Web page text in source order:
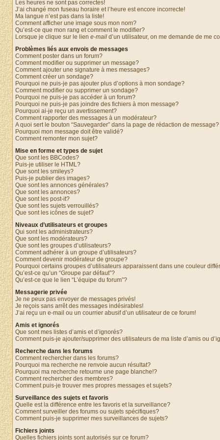
Les heures ne sont pas correctes!
J’ai changé mon fuseau horaire et l’heure est encore incorrecte!
Ma langue n’est pas dans la liste!
Comment afficher une image sous mon nom?
Qu’est-ce que mon rang et comment le modifier?
Lorsque je clique sur le lien e-mail d’un utilisateur, on me demande de me
Problèmes liés aux envois de messages
Comment poster dans un forum?
Comment modifier ou supprimer un message?
Comment ajouter une signature à mes messages?
Comment créer un sondage?
Pourquoi ne puis-je pas ajouter plus d’options à mon sondage?
Comment modifier ou supprimer un sondage?
Pourquoi ne puis-je pas accéder à un forum?
Pourquoi ne puis-je pas joindre des fichiers à mon message?
Pourquoi ai-je reçu un avertissement?
Comment rapporter des messages à un modérateur?
A quoi sert le bouton “Sauvegarder” dans la page de rédaction de message?
Pourquoi mon message doit être validé?
Comment remonter mon sujet?
Mise en forme et types de sujet
Que sont les BBCodes?
Puis-je utiliser le HTML?
Que sont les smileys?
Puis-je publier des images?
Que sont les annonces générales?
Que sont les annonces?
Que sont les post-it?
Que sont les sujets verrouillés?
Que sont les icônes de sujet?
Niveaux d’utilisateurs et groupes
Qui sont les administrateurs?
Que sont les modérateurs?
Que sont les groupes d’utilisateurs?
Comment adhérer à un groupe d’utilisateurs?
Comment devenir modérateur de groupe?
Pourquoi certains groupes d’utilisateurs apparaissent dans une couleur
Qu’est-ce qu’un “Groupe par défaut”?
Qu’est-ce que le lien “L’équipe du forum”?
Messagerie privée
Je ne peux pas envoyer de messages privés!
Je reçois sans arrêt des messages indésirables!
J’ai reçu un e-mail ou un courrier abusif d’un utilisateur de ce forum!
Amis et ignorés
Que sont mes listes d’amis et d’ignorés?
Comment puis-je ajouter/supprimer des utilisateurs de ma liste d’amis ou
Recherche dans les forums
Comment rechercher dans les forums?
Pourquoi ma recherche ne renvoie aucun résultat?
Pourquoi ma recherche retourne une page blanche!?
Comment rechercher des membres?
Comment puis-je trouver mes propres messages et sujets?
Surveillance des sujets et favoris
Quelle est la différence entre les favoris et la surveillance?
Comment surveiller des forums ou sujets spécifiques?
Comment puis-je supprimer mes surveillances de sujets?
Fichiers joints
Quelles fichiers joints sont autorisés sur ce forum?